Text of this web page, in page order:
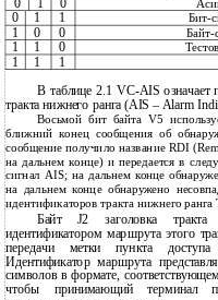
0 1 0
0 1 1 Бит-
1 0 0 Байт-
1 1 0
1 1 1
В таблице 2.1 VC-AIS означает
тракта нижнего ранга (AIS – Alarm
Восьмой бит байта V5
ближний конец сообщения об
сообщение получило название RDI
на дальнем конце) и передается в
сигнал AIS; на дальнем конце
на дальнем конце обнаружено
идентификаторов тракта нижнего
Байт J2 заголовка тракта
идентификатором маршрута этого
передачи метки пункта доступа
Идентификатор маршрута
символов в формате,
чтобы принимающий терминал